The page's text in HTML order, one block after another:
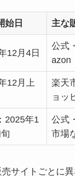
始日 主な
12月4日
公式
azon
12月上
楽天
ョッ
2025年1
公式
市場
サイトごとに